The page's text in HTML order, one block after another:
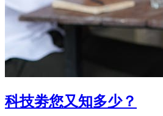
科技劵您又知多少？